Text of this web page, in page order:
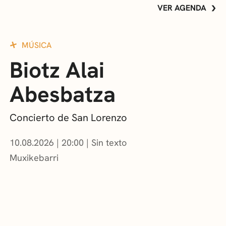
VER AGENDA
MÚSICA
Biotz Alai
Abesbatza
Concierto de San Lorenzo
10.08.2026 | 20:00
Sin texto
Muxikebarri